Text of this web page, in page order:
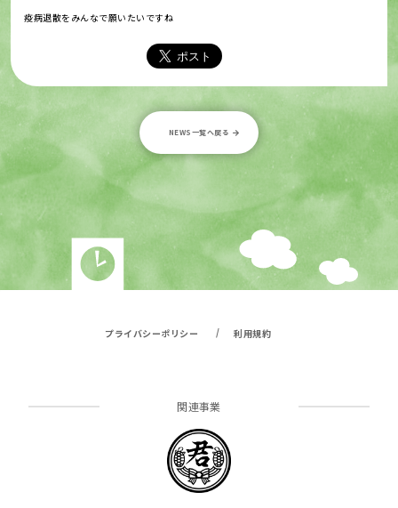
疫病退散をみんなで願いたいですね
NEWS一覧へ戻る
プライバシーポリシー / 利用規約
関連事業